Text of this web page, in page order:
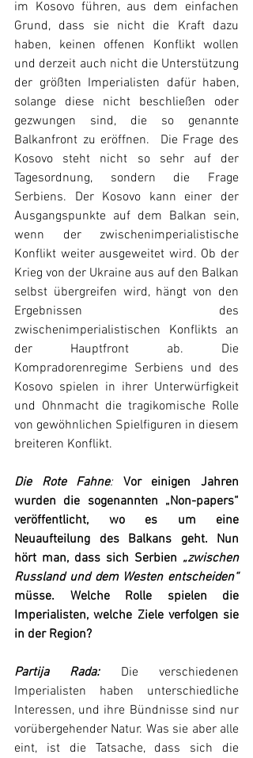
im Kosovo führen, aus dem einfachen
Grund, dass sie nicht die Kraft dazu
haben, keinen offenen Konflikt wollen
und derzeit auch nicht die Unterstützung
der größten Imperialisten dafür haben,
solange diese nicht beschließen oder
gezwungen sind, die so genannte
Balkanfront zu eröffnen.  Die Frage des
Kosovo steht nicht so sehr auf der
Tagesordnung, sondern die Frage
Serbiens. Der Kosovo kann einer der
Ausgangspunkte auf dem Balkan sein,
wenn der zwischenimperialistische
Konflikt weiter ausgeweitet wird. Ob der
Krieg von der Ukraine aus auf den Balkan
selbst übergreifen wird, hängt von den
Ergebnissen des
zwischenimperialistischen Konflikts an
der Hauptfront ab. Die
Kompradorenregime Serbiens und des
Kosovo spielen in ihrer Unterwürfigkeit
und Ohnmacht die tragikomische Rolle
von gewöhnlichen Spielfiguren in diesem
breiteren Konflikt.
Die Rote Fahne:
Vor einigen Jahren
wurden die sogenannten „Non-papers“
veröffentlicht, wo es um eine
Neuaufteilung des Balkans geht. Nun
hört man, dass sich Serbien „zwischen
Russland und dem Westen entscheiden“
müsse. Welche Rolle spielen die
Imperialisten, welche Ziele verfolgen sie
in der Region?
Partija Rada: Die verschiedenen
Imperialisten haben unterschiedliche
Interessen, und ihre Bündnisse sind nur
vorübergehender Natur. Was sie aber alle
eint, ist die Tatsache, dass sich die